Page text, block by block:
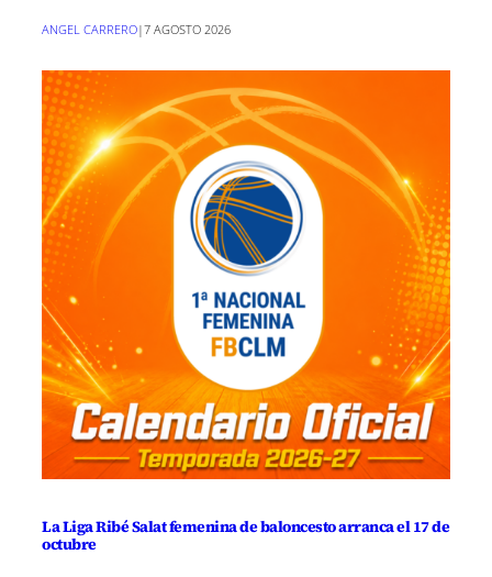
ANGEL CARRERO|7 AGOSTO 2026
La Liga Ribé Salat femenina de baloncesto arranca el 17 de
octubre